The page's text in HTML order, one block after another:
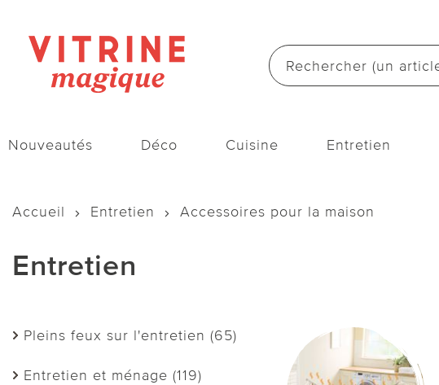
Nouveautés Déco Cuisine Entretien
Accueil Entretien Accessoires pour la maison
Entretien
Pleins feux sur l'entretien (65)
Entretien et ménage (119)